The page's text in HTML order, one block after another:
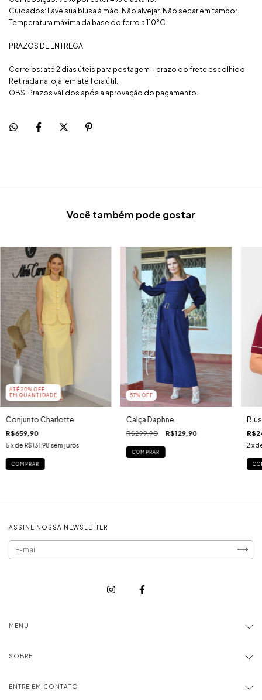
Cuidados: Lave sua blusa à mão. Não alvejar. Não secar em tambor.
Temperatura máxima da base do ferro a 110°C.
PRAZOS DE ENTREGA
Correios: até 2 dias úteis para postagem + prazo do frete escolhido.
Retirada na loja: em até 1 dia útil.
OBS: Prazos válidos após a aprovação do pagamento.
Você também pode gostar
ATÉ 20% OFF
EM QUANTIDADE
Conjunto Charlotte
R$659,90
5 x de R$131,98 sem juros
COMPRAR
57% OFF
Calça Daphne
R$299,90 R$129,90
COMPRAR
2 x
ASSINE NOSSA NEWSLETTER
MENU
SOBRE
ENTRE EM CONTATO